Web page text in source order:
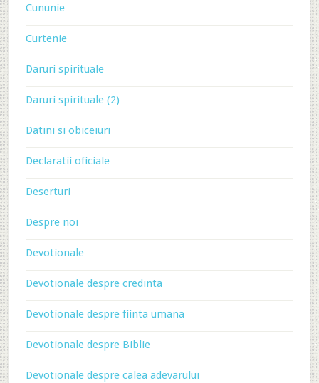
Cununie
Curtenie
Daruri spirituale
Daruri spirituale (2)
Datini si obiceiuri
Declaratii oficiale
Deserturi
Despre noi
Devotionale
Devotionale despre credinta
Devotionale despre fiinta umana
Devotionale despre Biblie
Devotionale despre calea adevarului